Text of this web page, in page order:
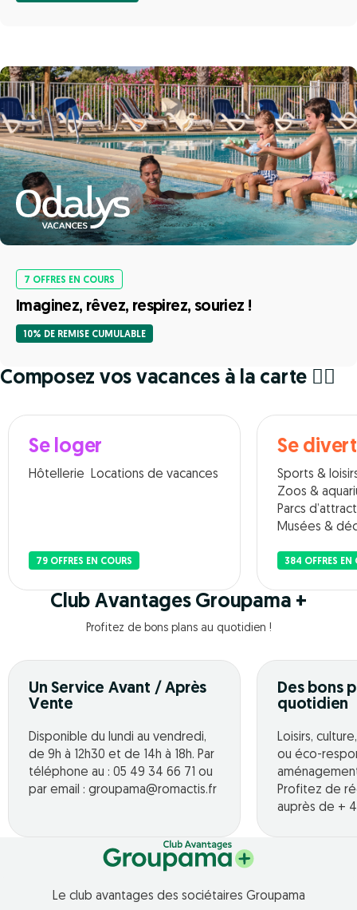
7 OFFRES EN COURS
Imaginez, rêvez, respirez, souriez !
10% DE REMISE CUMULABLE
Composez vos vacances à la carte 🧘‍♀️
Se loger
Hôtellerie Locations de vacances
79 OFFRES EN COURS
Se
Sports &
Zoos &
Parcs
Musées &
384 OFFRES EN
Club Avantages Groupama +
Profitez de bons plans au quotidien !
Un Service Avant / Après
Vente
Disponible du lundi au vendredi,
de 9h à 12h30 et de 14h à 18h. Par
téléphone au : 05 49 34 66 71 ou
par email : groupama@romactis.fr
Des bons
quotidien
Loisirs,
ou éco-
Profitez de
auprès de +
Le club avantages des sociétaires Groupama